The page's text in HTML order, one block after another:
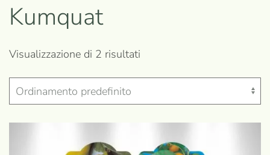
Kumquat
Visualizzazione di 2 risultati